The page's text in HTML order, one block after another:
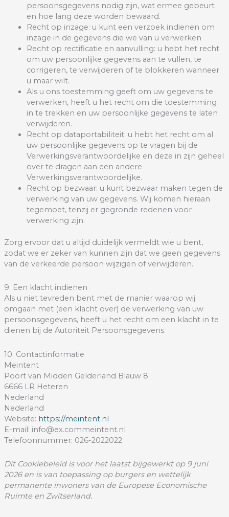
persoonsgegevens nodig zijn, wat ermee gebeurt
en hoe lang deze worden bewaard.
Recht op inzage: u kunt een verzoek indienen om
inzage in de gegevens die we van u verwerken
Recht op rectificatie en aanvulling: u hebt het recht
om uw persoonlijke gegevens aan te vullen, te
corrigeren, te verwijderen of te blokkeren wanneer
u maar wilt.
Als u ons toestemming geeft om uw gegevens te
verwerken, heeft u het recht om die toestemming
in te trekken en uw persoonlijke gegevens te laten
verwijderen.
Recht op dataportabiliteit: u hebt het recht om al
uw persoonlijke gegevens op te vragen bij de
Verwerkingsverantwoordelijke en deze in zijn geheel
over te dragen aan een andere
Verwerkingsverantwoordelijke.
Recht op bezwaar: u kunt bezwaar maken tegen de
verwerking van uw gegevens. Wij komen hieraan
tegemoet, tenzij er gegronde redenen voor
verwerking zijn.
Zorg ervoor dat u altijd duidelijk vermeldt wie u bent,
zodat we er zeker van kunnen zijn dat we geen gegevens
van de verkeerde persoon wijzigen of verwijderen.
9. Een klacht indienen
Als u niet tevreden bent met de manier waarop wij
omgaan met (een klacht over) de verwerking van uw
persoonsgegevens, heeft u het recht om een klacht in te
dienen bij de Autoriteit Persoonsgegevens.
10. Contactinformatie
Meintent
Poort van Midden Gelderland Blauw 8
6666 LR Heteren
Nederland
Nederland
Website: https://meintent.nl
E-mail: info@ex.commeintent.nl
Telefoonnummer: 026-2022022
Dit Cookiebeleid is voor het laatst bijgewerkt op 9 juni
2026 en is van toepassing op burgers en wettelijk
permanente inwoners van de Europese Economische
Ruimte en Zwitserland.